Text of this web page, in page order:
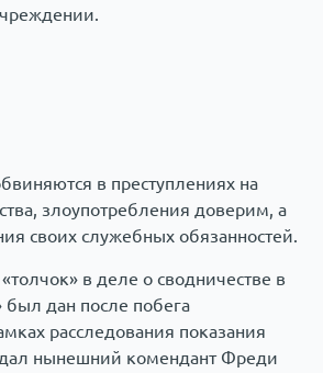
в преступлениях на
злоупотребления доверим, а
своих служебных обязанностей.
в деле о сводничестве в
дан после побега
расследования показания
нынешний комендант Фреди